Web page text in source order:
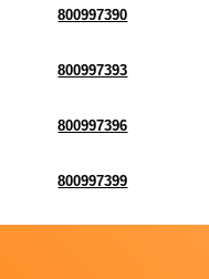
800997390
800997393
800997396
800997399